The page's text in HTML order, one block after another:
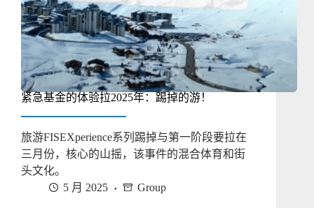
紧急基金的体验拉2025年：踢掉的游！
旅游FISEXperience系列踢掉与第一阶段要拉在
三月份，核心的山摇，该事件的混合体育和街
头文化。
5 月 2025
Group